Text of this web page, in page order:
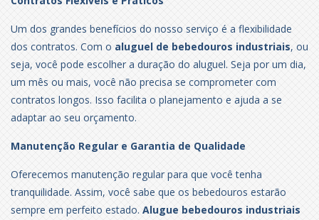
Um dos grandes benefícios do nosso serviço é a flexibilidade
dos contratos. Com o aluguel de bebedouros industriais, ou
seja, você pode escolher a duração do aluguel. Seja por um dia,
um mês ou mais, você não precisa se comprometer com
contratos longos. Isso facilita o planejamento e ajuda a se
adaptar ao seu orçamento.
Manutenção Regular e Garantia de Qualidade
Oferecemos manutenção regular para que você tenha
tranquilidade. Assim, você sabe que os bebedouros estarão
sempre em perfeito estado. Alugue bebedouros industriais